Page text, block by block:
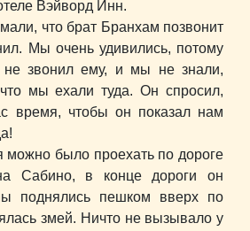
Вэйворд Инн.
что брат Бранхам позвонит
Мы очень удивились, потому
не звонил ему, и мы не знали,
мы ехали туда. Он спросил,
время, чтобы он показал нам
было проехать по дороге
Сабино, в конце дороги он
поднялись пешком вверх по
змей. Ничто не вызывало у